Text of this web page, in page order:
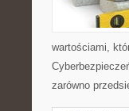
wartościami,
zarówno